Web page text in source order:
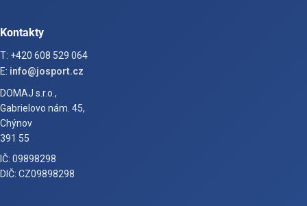
Kontakty
T: +420 608 529 064
E: info@josport.cz
DOMAJ s.r.o.,
Gabrielovo nám. 45,
Chýnov
391 55
IČ: 09898298
DIČ: CZ09898298